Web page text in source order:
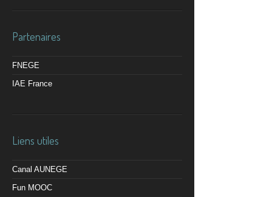
Partenaires
FNEGE
IAE France
Liens utiles
Canal AUNEGE
Fun MOOC